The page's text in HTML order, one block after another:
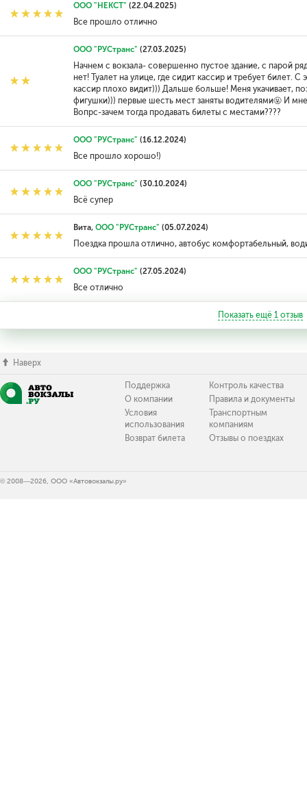
ООО "НЕКСТ" (22.04.2025)
Все прошло отлично
ООО "РУСтранс" (27.03.2025)
Начнем с вокзала- совершенно пустое здание, с парой
нет! Туалет на улице, где сидит кассир и требует билет.
кассир плохо видит))) Дальше больше! Меня укачивает,
фигушки))) первые шесть мест заняты водителями🤬 И
Вопрс-зачем тогда продавать билеты с местами????
ООО "РУСтранс" (16.12.2024)
Все прошло хорошо!)
ООО "РУСтранс" (30.10.2024)
Всё супер
Вита, ООО "РУСтранс" (05.07.2024)
Поездка прошла отлично, автобус комфортабельный,
ООО "РУСтранс" (27.05.2024)
Все отлично
Показать ещё 1 отзыв
Наверх
Поддержка
О компании
Условия
использования
Возврат билета
Контроль качества
Правила и документы
Транспортным
компаниям
Отзывы о поездках
© 2008—2026, ООО «Автовокзалы.ру»